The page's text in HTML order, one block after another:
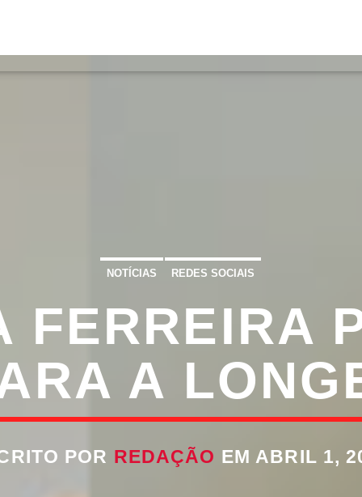
NOTÍCIAS REDES SOCIAIS
FERREIRA
A
POR REDAÇÃO EM ABRIL 1,